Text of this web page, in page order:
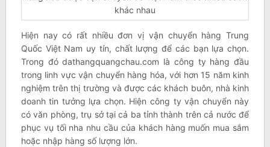
khác nhau
Hiện nay có rất nhiều đơn vị vận chuyển hàng Trung
Quốc Việt Nam uy tín, chất lượng để các bạn lựa chọn.
Trong đó dathangquangchau.com là công ty hàng đầu
trong linh vực vận chuyển hàng hóa, với hơn 15 năm kinh
nghiệm trên thị trường và được các khách buôn, nhà kinh
doanh tin tưởng lựa chọn. Hiện công ty vận chuyển này
có văn phòng, trụ sở tại cả ba tỉnh thành trên cả nước để
phục vụ tối nha nhu cầu của khách hàng muốn mua sắm
hoặc nhập hàng số lượng lớn.